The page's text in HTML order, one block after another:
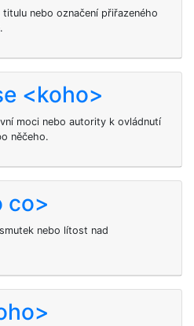
nebo označení přiřazeného
<koho>
moci nebo autority k ovládnutí
něčeho.
co>
nebo lítost nad